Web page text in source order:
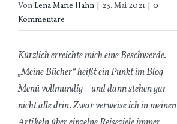
VonLena Marie Hahn | 23. Mai 2021 | 0
Kommentare
Kürzlich erreichte mich eine Beschwerde.
„Meine Bücher“ heißt ein Punkt im Blog-
Menü vollmundig – und dann stehen gar
nicht alle drin. Zwar verweise ich in meinen